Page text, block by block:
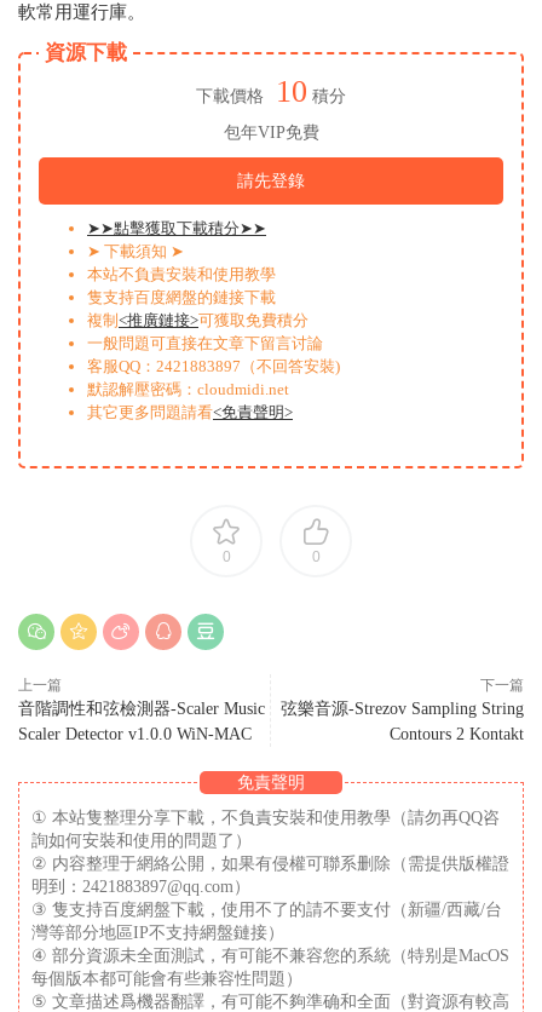
軟常用運行庫。
資源下載
下載價格 10 積分
包年VIP免費
請先登錄
➤➤點擊獲取下載積分➤➤
➤ 下載須知 ➤
本站不負責安裝和使用教學
隻支持百度網盤的鏈接下載
複制 <推廣鏈接>可獲取免費積分
一般問題可直接在文章下留言讨論
客服QQ：2421883897（不回答安裝)
默認解壓密碼：cloudmidi.net
其它更多問題請看<免責聲明>
0 0
上一篇
音階調性和弦檢測器-Scaler Music
Scaler Detector v1.0.0 WiN-MAC
下一篇
弦樂音源-Strezov Sampling String
Contours 2 Kontakt
免責聲明
① 本站隻整理分享下載，不負責安裝和使用教學（請勿再QQ咨
詢如何安裝和使用的問題了）
② 内容整理于網絡公開，如果有侵權可聯系删除（需提供版權證
明到：2421883897@qq.com）
③ 隻支持百度網盤下載，使用不了的請不要支付（新疆/西藏/台
灣等部分地區IP不支持網盤鏈接）
④ 部分資源未全面測試，有可能不兼容您的系統（特别是MacOS
每個版本都可能會有些兼容性問題）
⑤ 文章描述爲機器翻譯，有可能不夠準确和全面（對資源有較高